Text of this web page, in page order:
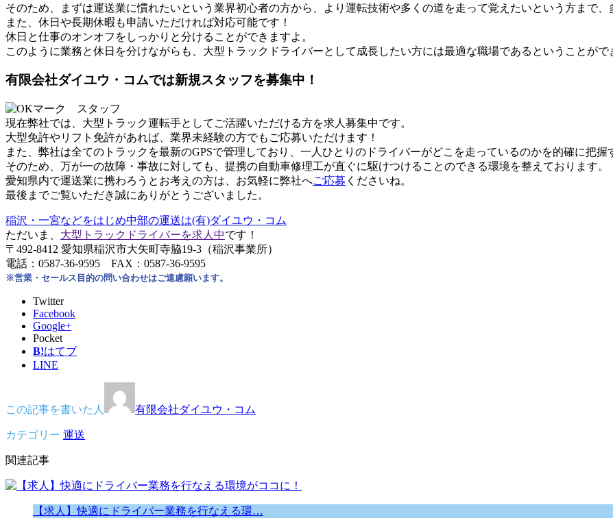
そのため、まずは運送業に慣れたいという業界初心者の方から、より運転技術や多くの道を走って覚えたいという方まで
また、休日や長期休暇も申請いただければ対応可能です！
休日と仕事のオンオフをしっかりと分けることができますよ。
このように業務と休日を分けながらも、大型トラックドライバーとして成長したい方には最適な職場であるということがで
有限会社ダイユウ・コムでは新規スタッフを募集中！
現在弊社では、大型トラック運転手としてご活躍いただける方を求人募集中です。
大型免許やリフト免許があれば、業界未経験の方でもご応募いただけます！
また、弊社は全てのトラックを最新のGPSで管理しており、一人ひとりのドライバーがどこを走っているのかを的確に把握
そのため、万が一の故障・事故に対しても、提携の自動車修理工が直ぐに駆けつけることのできる環境を整えております。
愛知県内で運送業に携わろうとお考えの方は、お気軽に弊社へご応募 くださいね。
最後までご覧いただき誠にありがとうございました。
稲沢・一宮などをはじめ中部の運送は(有)ダイユウ・コム
ただいま、 大型トラックドライバーを求人中です！
〒492-8412 愛知県稲沢市大矢町寺脇19-3（稲沢事業所）
電話：0587-36-9595 FAX：0587-36-9595
※営業・セールス目的の問い合わせはご遠慮願います。
Twitter
Facebook
Google+
Pocket
B!はてブ
LINE
この記事を書いた人 有限会社ダイユウ・コム
カテゴリー 運送
関連記事
【求人】快適にドライバー業務を行なえる環…